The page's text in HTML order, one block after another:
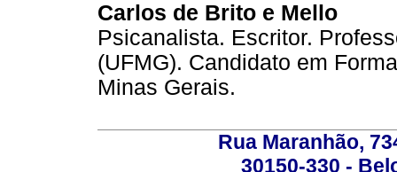
Carlos de Brito e Mello
Psicanalista. Escritor.
(UFMG). Candidato em
Minas Gerais.
Rua Maranhão,
30150-330 -